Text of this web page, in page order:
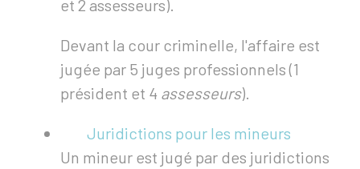
et 2 assesseurs).
Devant la cour criminelle, l'affaire est
jugée par 5 juges professionnels (1
président et 4 assesseurs).
Juridictions pour les mineurs
Un mineur est jugé par des juridictions